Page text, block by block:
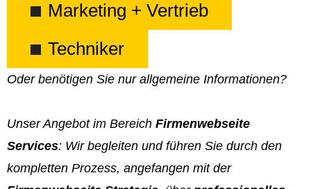
Marketing + Vertrieb
Techniker
Oder benötigen Sie nur allgemeine Informationen?
Unser Angebot im Bereich Firmenwebseite
Services: Wir begleiten und führen Sie durch den
kompletten Prozess, angefangen mit der